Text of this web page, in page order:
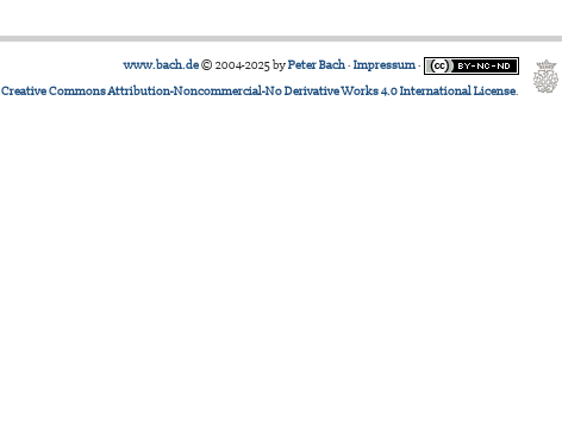
www.bach.de© 2004-2025 byPeter Bach· Impressum·
Creative Commons Attribution-Noncommercial-No Derivative Works 4.0 International License.